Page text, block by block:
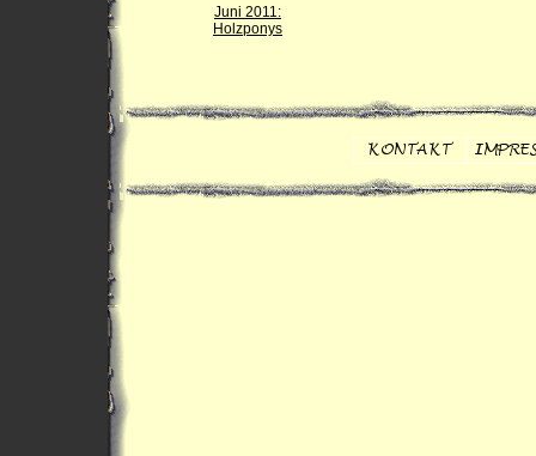
Juni 2011:
Holzponys